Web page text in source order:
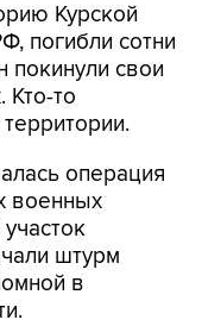
Курской
погибли сотни
покинули свои
Кто-то
операция
военных
штурм
в